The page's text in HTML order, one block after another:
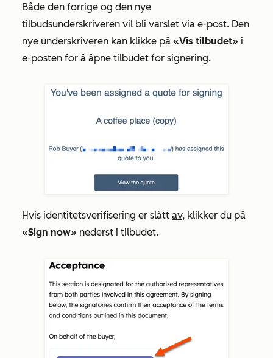
Både den forrige og den nye
tilbudsunderskriveren vil bli varslet via e-post. Den
nye underskriveren kan klikke på «Vis tilbudet» i
e-posten for å åpne tilbudet for signering.
Hvis identitetsverifisering er slått av, klikker du på
«Sign now» nederst i tilbudet.